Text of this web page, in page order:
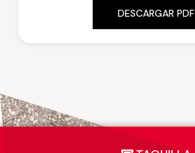
DESCARGAR PDF